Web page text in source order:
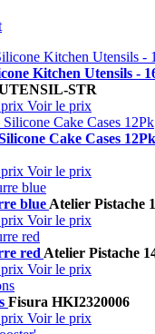
Kitchen Utensils -
STR
Voir le prix
Cake Cases 12Pk
Voir le prix
blue Atelier Pistache
Voir le prix
red Atelier Pistache
Voir le prix
Fisura HKI2320006
Voir le prix